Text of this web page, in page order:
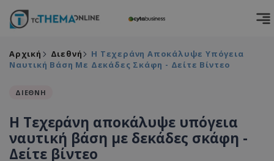
Αρχική Διεθνή
Η Τεχεράνη Αποκάλυψε Υπόγεια
Ναυτική Βάση Με Δεκάδες Σκάφη - Δείτε Βίντεο
ΔΙΕΘΝΗ
Η Τεχεράνη αποκάλυψε υπόγεια
ναυτική βάση με δεκάδες σκάφη -
Δείτε βίντεο